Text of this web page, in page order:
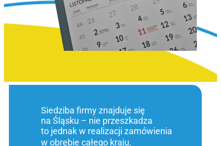
Siedziba firmy znajduje się
na Śląsku – nie przeszkadza
to jednak w realizacji zamówienia
w obrębie całego kraju.